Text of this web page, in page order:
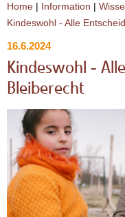
Home | Information |
Kindeswohl - Alle
16.6.2024
Kindeswohl -
Bleiberecht